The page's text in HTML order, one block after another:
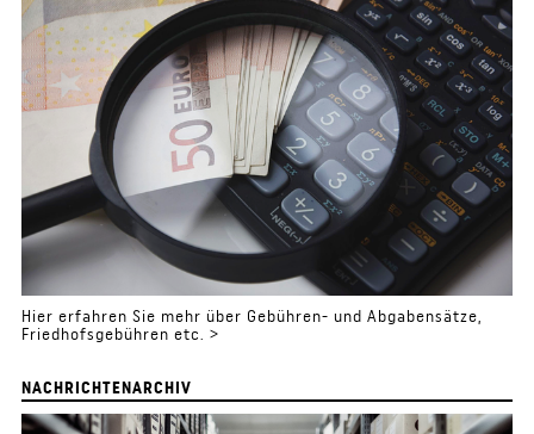
Hier erfahren Sie mehr über Gebühren- und Abgabensätze,
Friedhofsgebühren etc. >
NACHRICHTENARCHIV